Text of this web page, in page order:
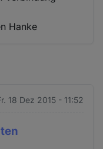
Hanke
18 Dez 2015 - 11:52